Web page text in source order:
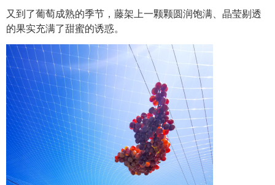
又到了葡萄成熟的季节，藤架上一颗颗圆润饱满、晶莹剔透
的果实充满了甜蜜的诱惑。